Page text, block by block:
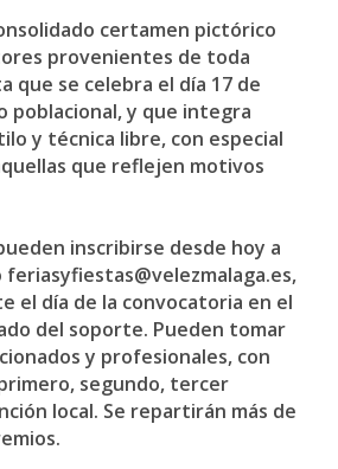
certamen pictórico
provenientes de toda
que se celebra el día 17 de
poblacional, y que integra
y técnica libre, con especial
que reflejen motivos
inscribirse desde hoy a
el día de la convocatoria en el
del soporte. Pueden tomar
y profesionales, con
segundo, tercer
local. Se repartirán más de